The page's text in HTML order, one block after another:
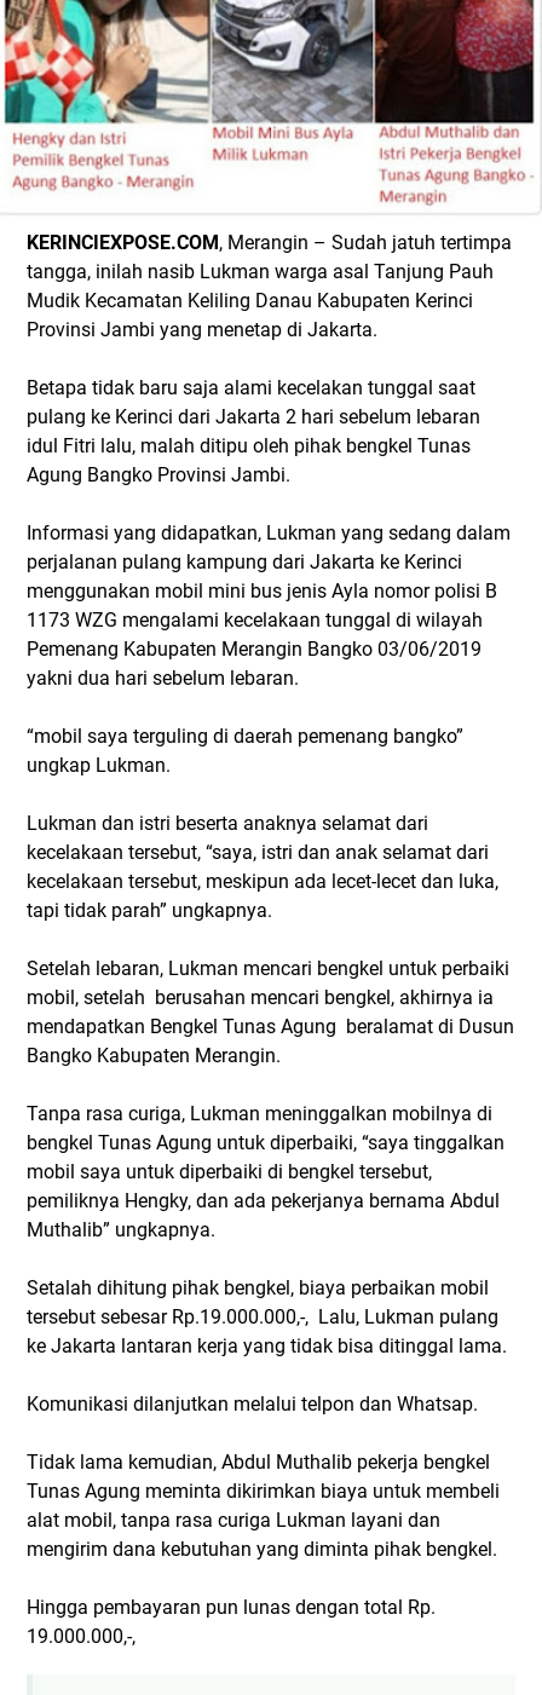
KERINCIEXPOSE.COM, Merangin – Sudah jatuh tertimpa
tangga, inilah nasib Lukman warga asal Tanjung Pauh
Mudik Kecamatan Keliling Danau Kabupaten Kerinci
Provinsi Jambi yang menetap di Jakarta.
Betapa tidak baru saja alami kecelakan tunggal saat
pulang ke Kerinci dari Jakarta 2 hari sebelum lebaran
idul Fitri lalu, malah ditipu oleh pihak bengkel Tunas
Agung Bangko Provinsi Jambi.
Informasi yang didapatkan, Lukman yang sedang dalam
perjalanan pulang kampung dari Jakarta ke Kerinci
menggunakan mobil mini bus jenis Ayla nomor polisi B
1173 WZG mengalami kecelakaan tunggal di wilayah
Pemenang Kabupaten Merangin Bangko 03/06/2019
yakni dua hari sebelum lebaran.
“mobil saya terguling di daerah pemenang bangko”
ungkap Lukman.
Lukman dan istri beserta anaknya selamat dari
kecelakaan tersebut, “saya, istri dan anak selamat dari
kecelakaan tersebut, meskipun ada lecet-lecet dan luka,
tapi tidak parah” ungkapnya.
Setelah lebaran, Lukman mencari bengkel untuk perbaiki
mobil, setelah berusahan mencari bengkel, akhirnya ia
mendapatkan Bengkel Tunas Agung beralamat di Dusun
Bangko Kabupaten Merangin.
Tanpa rasa curiga, Lukman meninggalkan mobilnya di
bengkel Tunas Agung untuk diperbaiki, “saya tinggalkan
mobil saya untuk diperbaiki di bengkel tersebut,
pemiliknya Hengky, dan ada pekerjanya bernama Abdul
Muthalib” ungkapnya.
Setalah dihitung pihak bengkel, biaya perbaikan mobil
tersebut sebesar Rp.19.000.000,-, Lalu, Lukman pulang
ke Jakarta lantaran kerja yang tidak bisa ditinggal lama.
Komunikasi dilanjutkan melalui telpon dan Whatsap.
Tidak lama kemudian, Abdul Muthalib pekerja bengkel
Tunas Agung meminta dikirimkan biaya untuk membeli
alat mobil, tanpa rasa curiga Lukman layani dan
mengirim dana kebutuhan yang diminta pihak bengkel.
Hingga pembayaran pun lunas dengan total Rp.
19.000.000,-,